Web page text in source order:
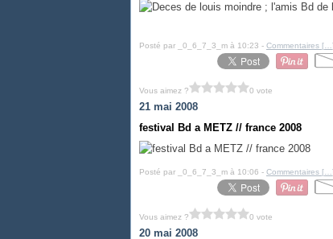
Posté par _0_6_7_3_m à 10:23 - Commentaires [ ]
Vous aimez ? 0 vote
21 mai 2008
festival Bd a METZ // france 2008
Posté par _0_6_7_3_m à 10:06 - Commentaires [ ]
Vous aimez ? 0 vote
20 mai 2008